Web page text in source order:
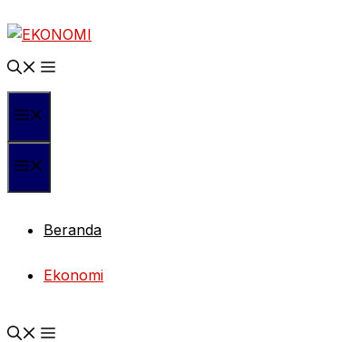
ke
isi
Beranda
Ekonomi